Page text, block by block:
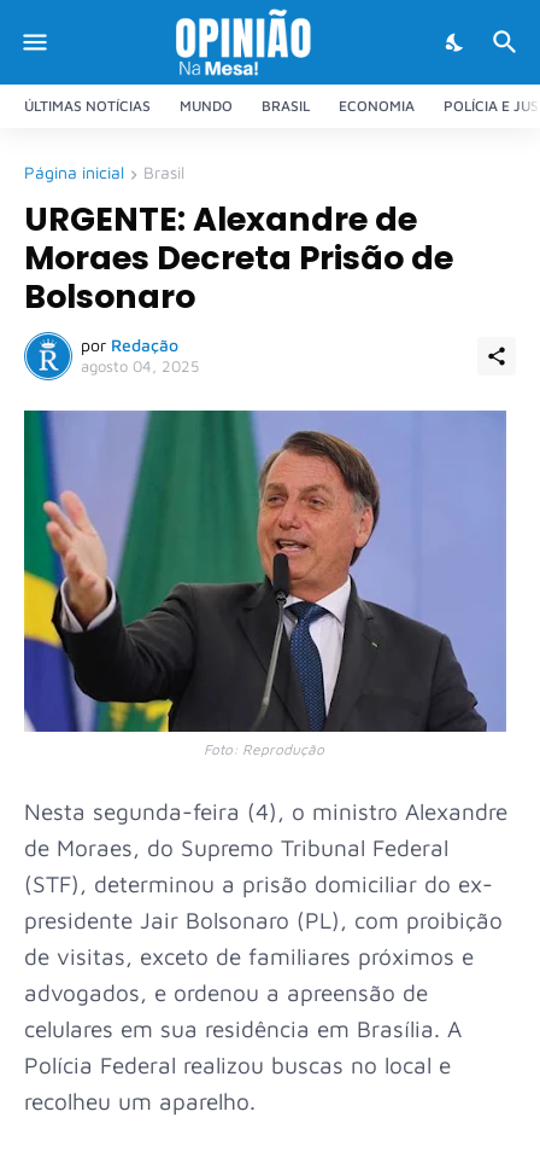
ÚLTIMAS NOTÍCIAS MUNDO BRASIL ECONOMIA POLÍCIA E
Página inicial Brasil
URGENTE: Alexandre de
Moraes Decreta Prisão de
Bolsonaro
por Redação
agosto 04, 2025
Foto: Reprodução
Nesta segunda-feira (4), o ministro Alexandre
de Moraes, do Supremo Tribunal Federal
(STF), determinou a prisão domiciliar do ex-
presidente Jair Bolsonaro (PL), com proibição
de visitas, exceto de familiares próximos e
advogados, e ordenou a apreensão de
celulares em sua residência em Brasília. A
Polícia Federal realizou buscas no local e
recolheu um aparelho.